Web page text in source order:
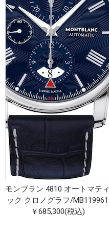
モンブラン 4810 オートマティ
ック クロノグラフ/MB119961
￥685,300(税込)